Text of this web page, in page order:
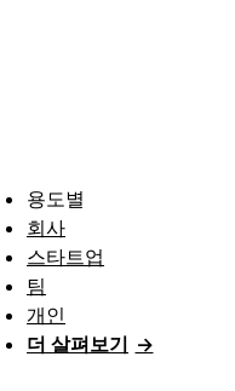
용도별
회사
스타트업
팀
개인
더 살펴보기 →